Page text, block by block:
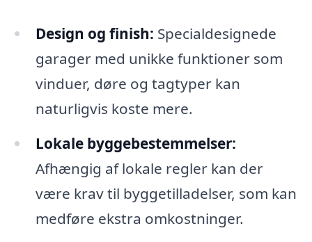
Design og finish: Specialdesignede
garager med unikke funktioner som
vinduer, døre og tagtyper kan
naturligvis koste mere.
Lokale byggebestemmelser:
Afhængig af lokale regler kan der
være krav til byggetilladelser, som kan
medføre ekstra omkostninger.